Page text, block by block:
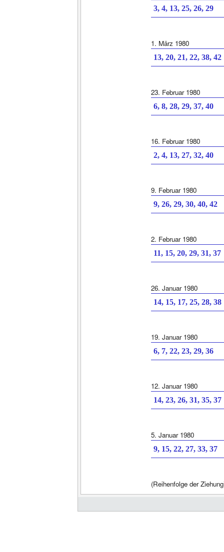
3, 4, 13, 25, 26, 29
1. März 1980
13, 20, 21, 22, 38, 42
23. Februar 1980
6, 8, 28, 29, 37, 40
16. Februar 1980
2, 4, 13, 27, 32, 40
9. Februar 1980
9, 26, 29, 30, 40, 42
2. Februar 1980
11, 15, 20, 29, 31, 37
26. Januar 1980
14, 15, 17, 25, 28, 38
19. Januar 1980
6, 7, 22, 23, 29, 36
12. Januar 1980
14, 23, 26, 31, 35, 37
5. Januar 1980
9, 15, 22, 27, 33, 37
(Reihenfolge der